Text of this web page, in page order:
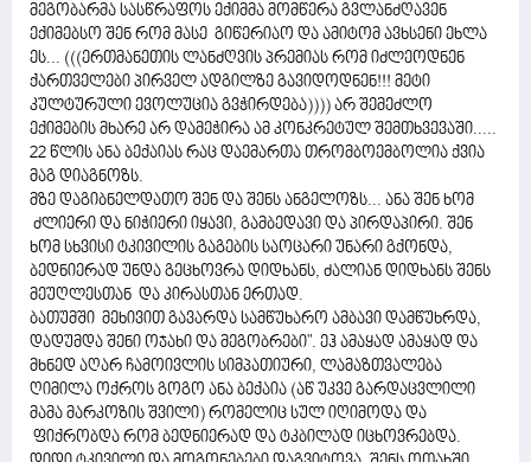
მეგობარმა სასწრაფოს ექიმმა მომწერა გვლანძღავენ
ექიმებსო შენ რომ მასე გიწერიაო და ამიტომ ავხსენი ეხლა
ეს... (((ერთმანეთის ლანძღვის პრემიას რომ იძლეოდნენ
ქართველები პირველ ადგილზე გავიდოდნენ!!! მეტი
კულტურული ევოლუცია გვჭირდება)))) არ შემეძლო
ექიმების მხარე არ დამეჭირა ამ კონკრეტულ შემთხვევაში.....
22 წლის ანა ბექაიას რაც დაემართა თრომბოემბოლია ქვია
მაგ დიაგნოზს.
მზე დაგიბნელდათო შენ და შენს ანგელოზს... ანა შენ ხომ
ძლიერი და ნიჭიერი იყავი, გამბედავი და პირდაპირი. შენ
ხომ სხვისი ტკივილის გაგების საოცარი უნარი გქონდა,
ბედნიერად უნდა გეცხოვრა დიდხანს, ძალიან დიდხანს შენს
მეუღლესთან და კირასთან ერთად.
ბათუმში მეხივით გავარდა სამწუხარო ამბავი დამწუხრდა,
დადუმდა შენი ოჯახი და მეგობრები". ეჰ ამაყად ამაყად და
მხნედ აღარ ჩამოივლის სიმპათიური, ლამაზთვალება
ღიმილა ოქროს გოგო ანა ბექაია (აწ უკვე გარდაცვლილი
მამა მარკოზის შვილი) რომელიც სულ იღიმოდა და
ფიქრობდა რომ ბედნიერად და ტკბილად იცხოვრებდა.